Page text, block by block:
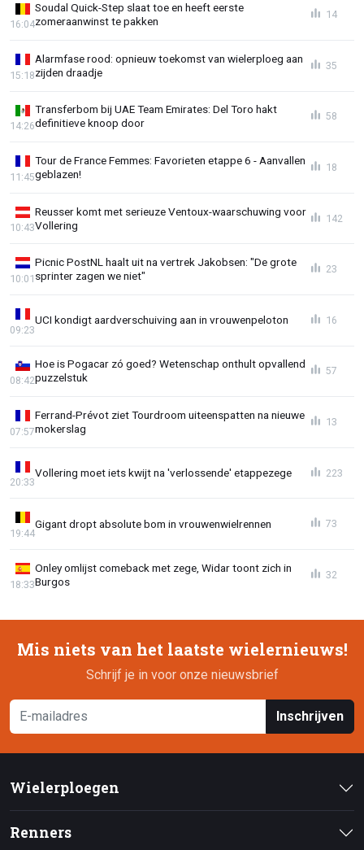
Soudal Quick-Step slaat toe en heeft eerste
zomeraanwinst te pakken
16:04
14
Alarmfase rood: opnieuw toekomst van wielerploeg aan
zijden draadje
15:18
35
Transferbom bij UAE Team Emirates: Del Toro hakt
definitieve knoop door
14:26
58
Tour de France Femmes: Favorieten etappe 6 - Aanvallen
geblazen!
11:45
18
Reusser komt met serieuze Ventoux-waarschuwing voor
Vollering
10:43
142
Picnic PostNL haalt uit na vertrek Jakobsen: "De grote
sprinter zagen we niet"
10:01
23
UCI kondigt aardverschuiving aan in vrouwenpeloton
09:23
16
Hoe is Pogacar zó goed? Wetenschap onthult opvallend
puzzelstuk
08:42
57
Ferrand-Prévot ziet Tourdroom uiteenspatten na nieuwe
mokerslag
07:57
13
Vollering moet iets kwijt na 'verlossende' etappezege
20:33
223
Gigant dropt absolute bom in vrouwenwielrennen
19:44
73
Onley omlijst comeback met zege, Widar toont zich in
Burgos
18:33
32
Mis niets van het laatste wielernieuws!
Schrijf je in voor onze nieuwsbrief
Inschrijven
Wielerploegen
Renners